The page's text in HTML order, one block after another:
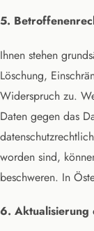
5.
Ihnen stehen
Löschung,
Widerspruch zu.
Daten gegen das
worden sind,
beschweren. In
6. Aktualisierung